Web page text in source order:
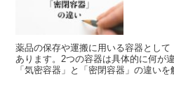
薬品の保存や運搬に用いる容器とし
あります。2つの容器は具体的に何が
「気密容器」と「密閉容器」の違い